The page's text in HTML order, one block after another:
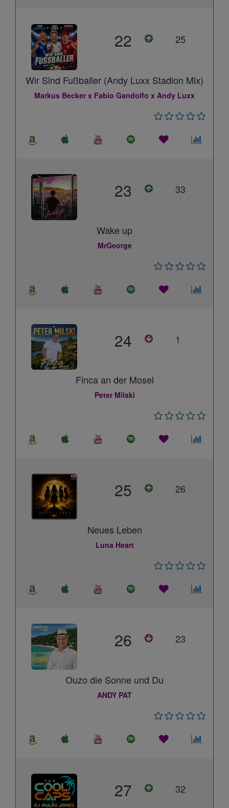
22 25
Wir Sind Fußballer (Andy Luxx Stadion Mix)
Markus Becker x Fabio Gandolfo x Andy Luxx
23 33
Wake up
MrGeorge
24 1
Finca an der Mosel
Peter Milski
25 26
Neues Leben
Luna Heart
26 23
Ouzo die Sonne und Du
ANDY PAT
27 32